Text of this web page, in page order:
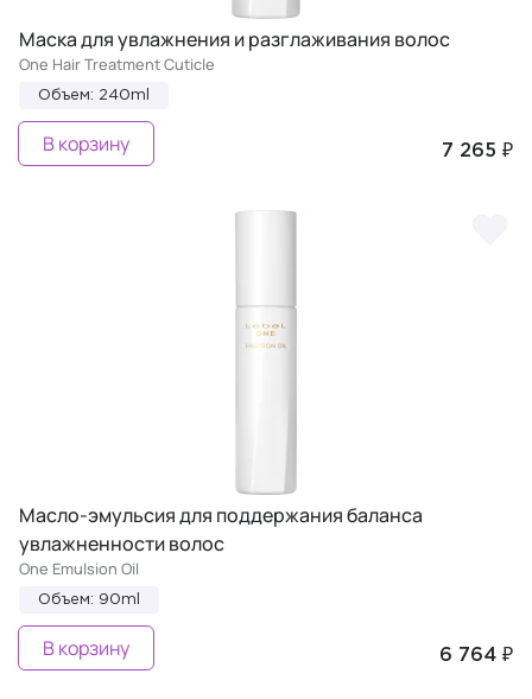
Маска для увлажнения и разглаживания волос
One Hair Treatment Cuticle
Объем: 240ml
7 265 ₽
В корзину
Масло-эмульсия для поддержания баланса
увлажненности волос
One Emulsion Oil
Объем: 90ml
6 764 ₽
В корзину